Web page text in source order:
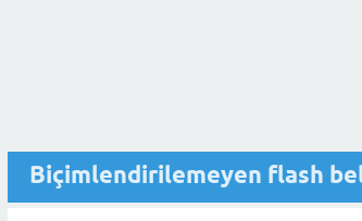
Biçimlendirilemeyen flash